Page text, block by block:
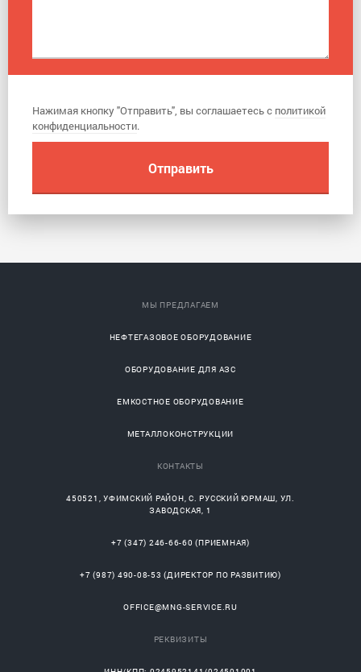
Нажимая кнопку "Отправить", вы соглашаетесь с политикой
конфиденциальности.
МЫ ПРЕДЛАГАЕМ
НЕФТЕГАЗОВОЕ ОБОРУДОВАНИЕ
ОБОРУДОВАНИЕ ДЛЯ АЗС
ЕМКОСТНОЕ ОБОРУДОВАНИЕ
МЕТАЛЛОКОНСТРУКЦИИ
КОНТАКТЫ
450521 ,УФИМСКИЙ РАЙОН, С.РУССКИЙ ЮРМАШ, УЛ.
ЗАВОДСКАЯ, 1
+7 (347) 246-66-60 (ПРИЕМНАЯ)
+7 (987) 490-08-53 (ДИРЕКТОР ПО РАЗВИТИЮ)
OFFICE@MNG-SERVICE.RU
РЕКВИЗИТЫ